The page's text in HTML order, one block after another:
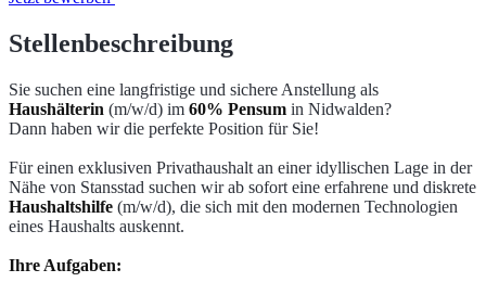
Stellenbeschreibung
Sie suchen eine langfristige und sichere Anstellung als
Haushälterin (m/w/d) im 60% Pensum in Nidwalden?
Dann haben wir die perfekte Position für Sie!
Für einen exklusiven Privathaushalt an einer idyllischen Lage in der
Nähe von Stansstad suchen wir ab sofort eine erfahrene und diskrete
Haushaltshilfe (m/w/d), die sich mit den modernen Technologien
eines Haushalts auskennt.
Ihre Aufgaben: